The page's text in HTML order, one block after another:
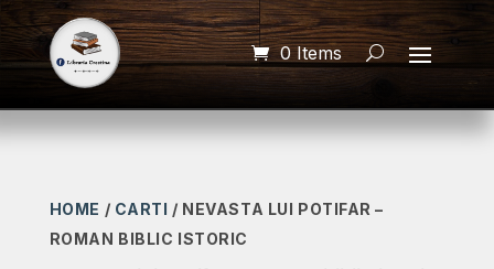
0 Items
HOME / CARTI / NEVASTA LUI POTIFAR –
ROMAN BIBLIC ISTORIC